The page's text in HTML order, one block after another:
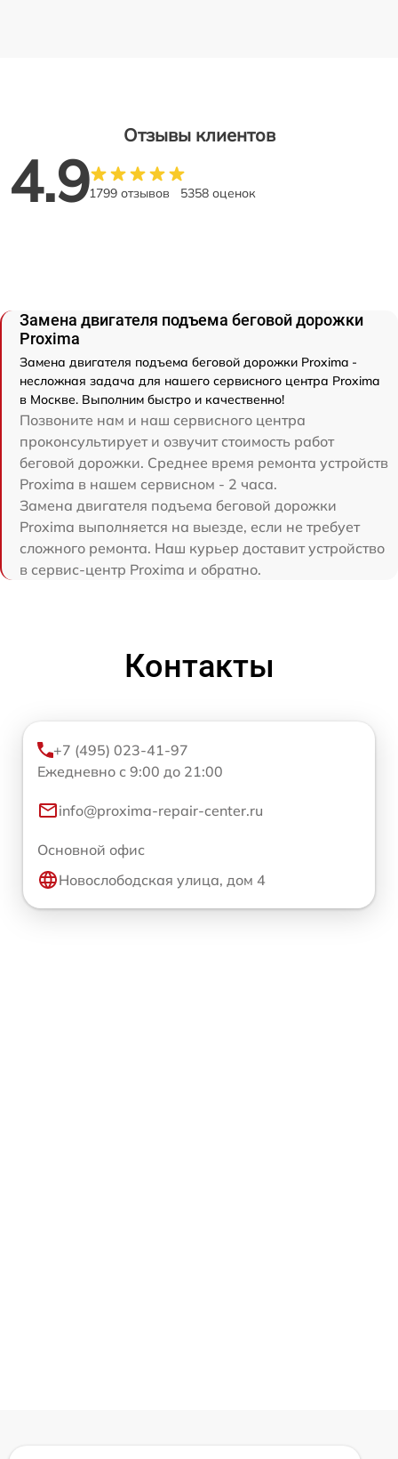
Отзывы клиентов
4.91799 отзывов 5358 оценок
Замена двигателя подъема беговой дорожки
Proxima
Замена двигателя подъема беговой дорожки Proxima -
несложная задача для нашего сервисного центра Proxima
в Москве. Выполним быстро и качественно!
Позвоните нам и наш сервисного центра
проконсультирует и озвучит стоимость работ
беговой дорожки. Среднее время ремонта устройств
Proxima в нашем сервисном - 2 часа.
Замена двигателя подъема беговой дорожки
Proxima выполняется на выезде, если не требует
сложного ремонта. Наш курьер доставит устройство
в сервис-центр Proxima и обратно.
Контакты
+7 (495) 023-41-97
Ежедневно с 9:00 до 21:00
info@proxima-repair-center.ru
Основной офис
Новослободская улица, дом 4